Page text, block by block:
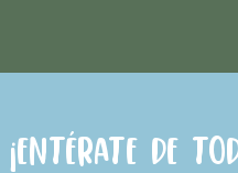
¡Entérate de